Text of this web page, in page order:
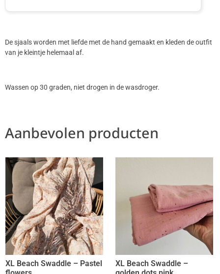
De sjaals worden met liefde met de hand gemaakt en kleden de outfit
van je kleintje helemaal af.
Wassen op 30 graden, niet drogen in de wasdroger.
Aanbevolen producten
XL Beach Swaddle – Pastel
XL Beach Swaddle –